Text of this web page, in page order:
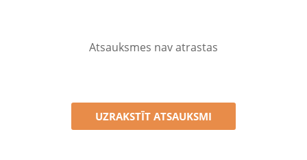
Atsauksmes nav atrastas
UZRAKSTĪT ATSAUKSMI